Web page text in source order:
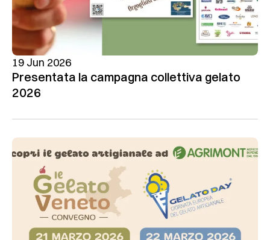
19 Jun 2026
Presentata la campagna collettiva gelato
2026